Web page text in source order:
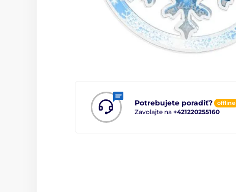
Potrebujete poradiť? offline
Zavolajte na +421220255160